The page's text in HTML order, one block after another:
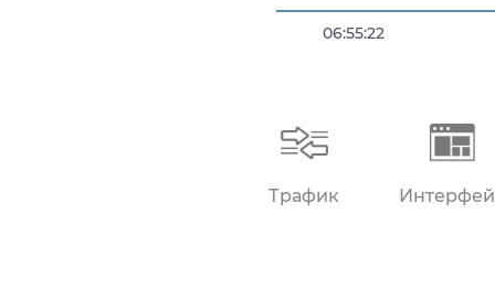
06:55:22
Трафик